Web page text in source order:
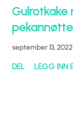
Gulrotkake
september 13, 2022
DEL LEGG INN